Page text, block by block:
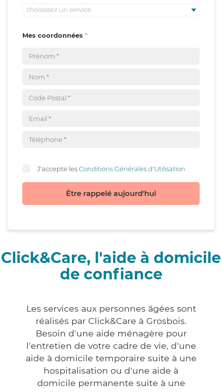
choisissez un service
Mes coordonnées
J'accepte lesConditions Générales d'Utilisation
Être rappelé aujourd'hui
Click&Care, l'aide à domicile
de confiance
Les services aux personnes âgées sont
réalisés par Click&Care à Grosbois.
Besoin d'une aide ménagère pour
l'entretien de votre cadre de vie, d'une
aide à domicile temporaire suite à une
hospitalisation ou d'une aide à
domicile permanente suite à une